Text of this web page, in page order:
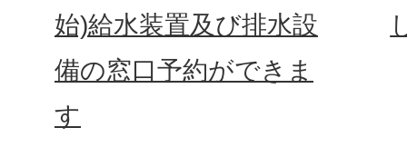
始)給水装置及び排水設
備の窓口予約ができま
す